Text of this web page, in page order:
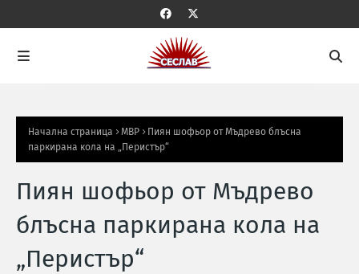
Начална страница МВР
Пиян шофьор от Мъдрево блъсна
паркирана кола на „Перистър“
Пиян шофьор от Мъдрево
блъсна паркирана кола на
„Перистър“